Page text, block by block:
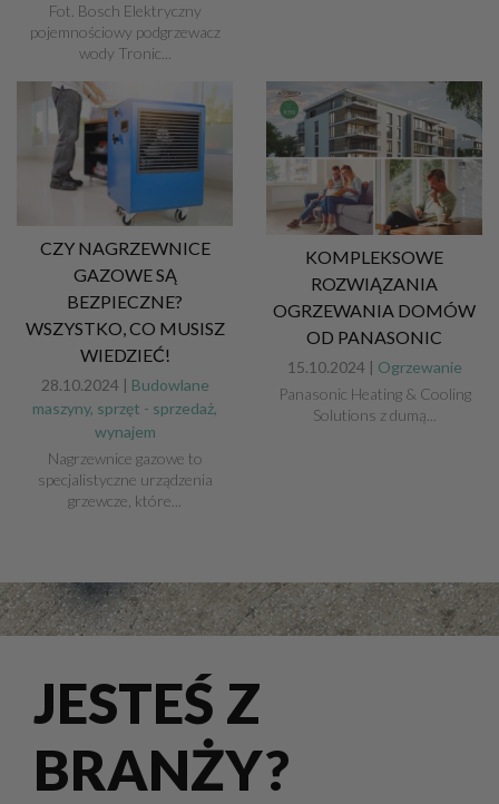
Fot. Bosch Elektryczny
pojemnościowy podgrzewacz
wody Tronic...
CZY NAGRZEWNICE
GAZOWE SĄ
BEZPIECZNE?
WSZYSTKO, CO MUSISZ
WIEDZIEĆ!
28.10.2024 | Budowlane
maszyny, sprzęt - sprzedaż,
wynajem
Nagrzewnice gazowe to
specjalistyczne urządzenia
grzewcze, które...
KOMPLEKSOWE
ROZWIĄZANIA
OGRZEWANIA DOMÓW
OD PANASONIC
15.10.2024 | Ogrzewanie
Panasonic Heating & Cooling
Solutions z dumą...
JESTEŚ Z
BRANŻY?